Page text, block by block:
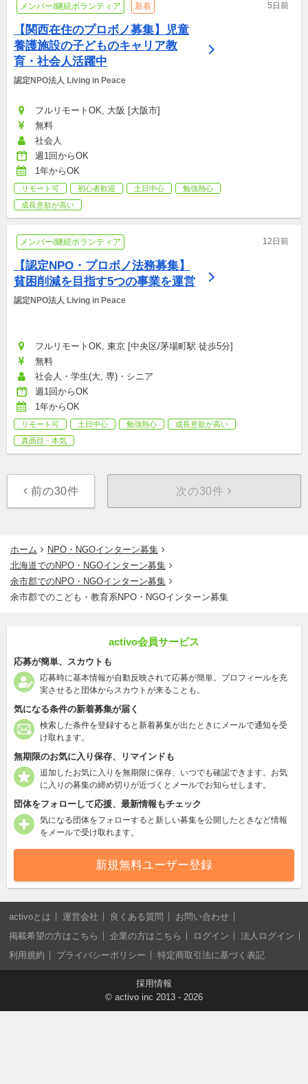
メンバー/継続ボランティア 新着 5日前
【関西在住のプロボノ募集】児童
養護施設の子どものキャリア教
育・社会人活躍中
認定NPO法人 Living in Peace
フルリモートOK, 大阪 [大阪市]
無料
社会人
週1回からOK
1年からOK
リモート可 初心者歓迎 土日中心
勉強熱心
成長意欲が高い
メンバー/継続ボランティア 12日前
【認定NPO・プロボノ法務募集】
貧困削減を目指す5つの事業を運営
認定NPO法人 Living in Peace
フルリモートOK, 東京 [中央区/茅場町駅 徒歩5分]
無料
社会人・学生(大, 専)・シニア
週1回からOK
1年からOK
リモート可 土日中心 勉強熱心
成長意欲が高い
真面目・本気
前の30件 次の30件
ホーム
NPO・NGOインターン募集
北海道でのNPO・NGOインターン募集
余市郡でのNPO・NGOインターン募集
余市郡でのこども・教育系NPO・NGOインターン募集
activo会員サービス
応募が簡単、スカウトも
応募時に基本情報が自動反映されて応募が簡単。プロフィールを充
実させると団体からスカウトが来ることも。
気になる条件の新着募集が届く
検索した条件を登録すると新着募集が出たときにメールで通知を受
け取れます。
無期限のお気に入り保存、リマインドも
追加したお気に入りを無期限に保存、いつでも確認できます。お気
に入りの募集の締め切りが近づくとメールでお知らせします。
団体をフォローして応援、最新情報もチェック
気になる団体をフォローすると新しい募集を公開したときなど情報
をメールで受け取れます。
新規無料ユーザー登録
activoとは 運営会社 良くある質問
お問い合わせ
掲載希望の方はこちら
企業の方はこちら ログイン
法人ログイン
利用規約
プライバシーポリシー 特定商取引法に基づく表記
採用情報
© activo inc 2013 - 2026